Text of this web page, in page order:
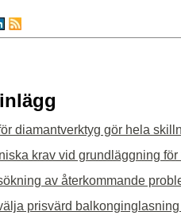
diamantverktyg gör hela
krav vid grundläggning
av återkommande
prisvärd